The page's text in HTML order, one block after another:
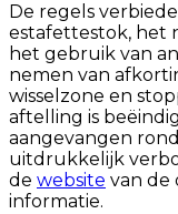
De regels
estafettestok, het
het gebruik van
nemen van
wisselzone en
aftelling is
aangevangen
uitdrukkelijk
de website van de
informatie.